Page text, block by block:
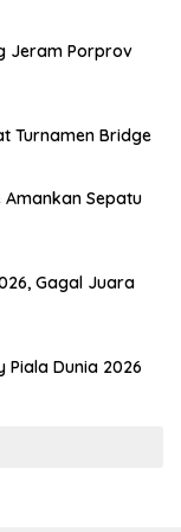
Jeram Porprov
Turnamen Bridge
Amankan Sepatu
Gagal Juara
Piala Dunia 2026